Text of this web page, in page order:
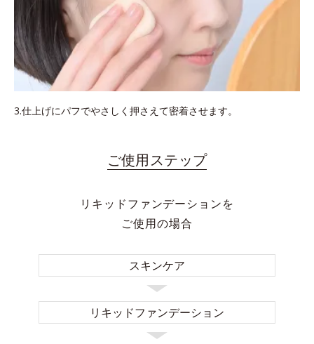
3.仕上げにパフでやさしく押さえて密着させます。
ご使用ステップ
リキッドファンデーションを
ご使用の場合
スキンケア
リキッドファンデーション